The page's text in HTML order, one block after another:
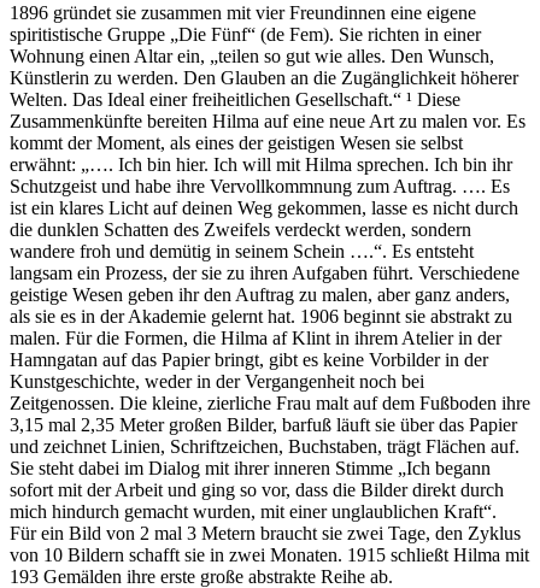
1896 gründet sie zusammen mit vier Freundinnen eine eigene
spiritistische Gruppe „Die Fünf“ (de Fem). Sie richten in einer
Wohnung einen Altar ein, „teilen so gut wie alles. Den Wunsch,
Künstlerin zu werden. Den Glauben an die Zugänglichkeit höherer
Welten. Das Ideal einer freiheitlichen Gesellschaft.“ ¹ Diese
Zusammenkünfte bereiten Hilma auf eine neue Art zu malen vor. Es
kommt der Moment, als eines der geistigen Wesen sie selbst
erwähnt: „…. Ich bin hier. Ich will mit Hilma sprechen. Ich bin ihr
Schutzgeist und habe ihre Vervollkommnung zum Auftrag. …. Es
ist ein klares Licht auf deinen Weg gekommen, lasse es nicht durch
die dunklen Schatten des Zweifels verdeckt werden, sondern
wandere froh und demütig in seinem Schein ….“. Es entsteht
langsam ein Prozess, der sie zu ihren Aufgaben führt. Verschiedene
geistige Wesen geben ihr den Auftrag zu malen, aber ganz anders,
als sie es in der Akademie gelernt hat. 1906 beginnt sie abstrakt zu
malen. Für die Formen, die Hilma af Klint in ihrem Atelier in der
Hamngatan auf das Papier bringt, gibt es keine Vorbilder in der
Kunstgeschichte, weder in der Vergangenheit noch bei
Zeitgenossen. Die kleine, zierliche Frau malt auf dem Fußboden ihre
3,15 mal 2,35 Meter großen Bilder, barfuß läuft sie über das Papier
und zeichnet Linien, Schriftzeichen, Buchstaben, trägt Flächen auf.
Sie steht dabei im Dialog mit ihrer inneren Stimme „Ich begann
sofort mit der Arbeit und ging so vor, dass die Bilder direkt durch
mich hindurch gemacht wurden, mit einer unglaublichen Kraft“.
Für ein Bild von 2 mal 3 Metern braucht sie zwei Tage, den Zyklus
von 10 Bildern schafft sie in zwei Monaten. 1915 schließt Hilma mit
193 Gemälden ihre erste große abstrakte Reihe ab.